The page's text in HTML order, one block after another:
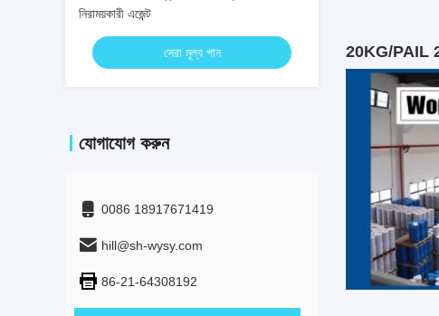
নিরাময়কারী এজেন্ট
সেরা মূল্য পান
যোগাযোগ করুন
0086 18917671419
hill@sh-wysy.com
86-21-64308192
20KG/PAIL